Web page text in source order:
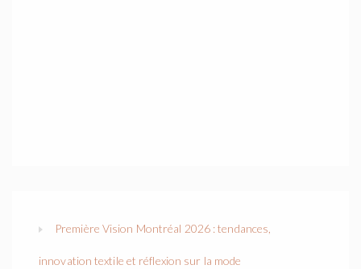
Première Vision Montréal 2026 : tendances,
innovation textile et réflexion sur la mode